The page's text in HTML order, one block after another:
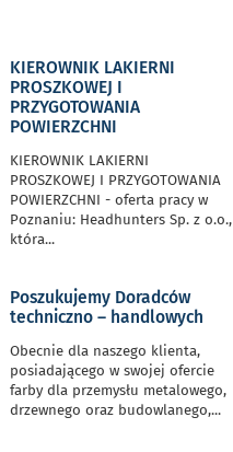
KIEROWNIK LAKIERNI
PROSZKOWEJ I
PRZYGOTOWANIA
POWIERZCHNI
KIEROWNIK LAKIERNI
PROSZKOWEJ I PRZYGOTOWANIA
POWIERZCHNI - oferta pracy w
Poznaniu: Headhunters Sp. z o.o.,
która...
Poszukujemy Doradców
techniczno – handlowych
Obecnie dla naszego klienta,
posiadającego w swojej ofercie
farby dla przemysłu metalowego,
drzewnego oraz budowlanego,...